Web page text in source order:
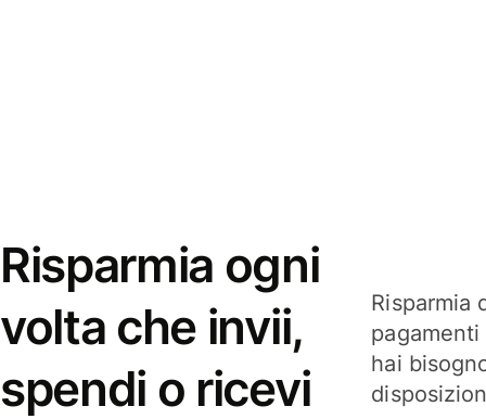
Risparmia ogni
volta che invii,
spendi o ricevi
Risparmia
hai